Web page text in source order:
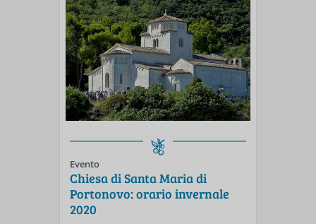
Evento
Chiesa di Santa Maria di
Portonovo: orario invernale
2020